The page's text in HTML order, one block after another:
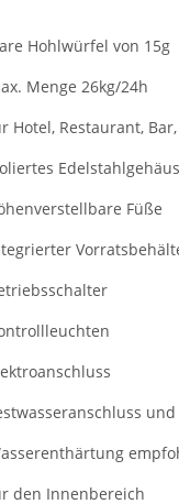
Hohlwürfel von 15g
Menge 26kg/24h
Hotel, Restaurant,
Füße
den Innenbereich